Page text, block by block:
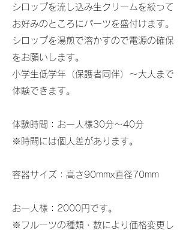
シロップを流し込み生クリームを絞って
お好みのところにパーツを盛付けます。
シロップを湯煎で溶かすので電源の確保
をお願いします。
小学生低学年（保護者同伴）～大人まで
体験できます。
体験時間：お一人様30分～40分
※時間には個人差があります。
容器サイズ：高さ90mmx直径70mm
お一人様：2000円です。
※フルーツの種類・数により価格変更し